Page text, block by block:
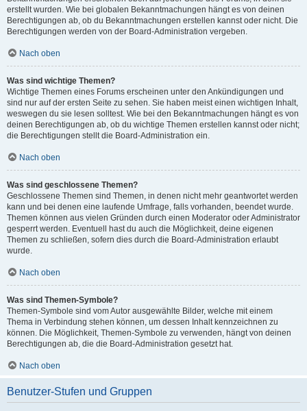
erstellt wurden. Wie bei globalen Bekanntmachungen hängt es von deinen
Berechtigungen ab, ob du Bekanntmachungen erstellen kannst oder nicht. Die
Berechtigungen werden von der Board-Administration vergeben.
Nach oben
Was sind wichtige Themen?
Wichtige Themen eines Forums erscheinen unter den Ankündigungen und
sind nur auf der ersten Seite zu sehen. Sie haben meist einen wichtigen Inhalt,
weswegen du sie lesen solltest. Wie bei den Bekanntmachungen hängt es von
deinen Berechtigungen ab, ob du wichtige Themen erstellen kannst oder nicht;
die Berechtigungen stellt die Board-Administration ein.
Nach oben
Was sind geschlossene Themen?
Geschlossene Themen sind Themen, in denen nicht mehr geantwortet werden
kann und bei denen eine laufende Umfrage, falls vorhanden, beendet wurde.
Themen können aus vielen Gründen durch einen Moderator oder Administrator
gesperrt werden. Eventuell hast du auch die Möglichkeit, deine eigenen
Themen zu schließen, sofern dies durch die Board-Administration erlaubt
wurde.
Nach oben
Was sind Themen-Symbole?
Themen-Symbole sind vom Autor ausgewählte Bilder, welche mit einem
Thema in Verbindung stehen können, um dessen Inhalt kennzeichnen zu
können. Die Möglichkeit, Themen-Symbole zu verwenden, hängt von deinen
Berechtigungen ab, die die Board-Administration gesetzt hat.
Nach oben
Benutzer-Stufen und Gruppen